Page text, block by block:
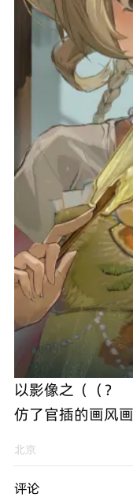
以影像之（（？
仿了官插的画风
北京
评论